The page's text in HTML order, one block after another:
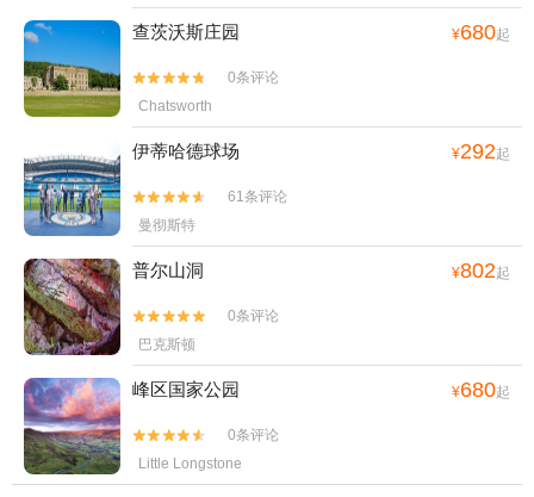
查茨沃斯庄园 ¥680起


0条评论
Chatsworth
伊蒂哈德球场 ¥292起


61条评论
曼彻斯特
普尔山洞 ¥802起


0条评论
巴克斯顿
峰区国家公园 ¥680起


0条评论
Little Longstone